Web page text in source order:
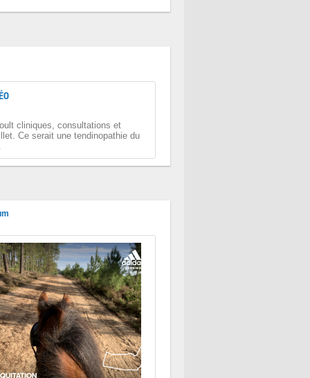
cliniques, consultations et
Ce serait une tendinopathie du